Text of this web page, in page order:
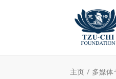
主页 / 多媒体